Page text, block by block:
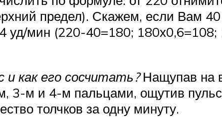
предел). Скажем, если Вам
уд/мин (220-40=180;
и как его сосчитать?Нащупав на
3-м и 4-м пальцами, ощутив
толчков за одну минуту.